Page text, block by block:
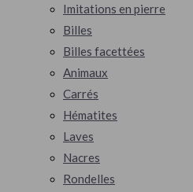
Imitations en pierre
Billes
Billes facettées
Animaux
Carrés
Hématites
Laves
Nacres
Rondelles